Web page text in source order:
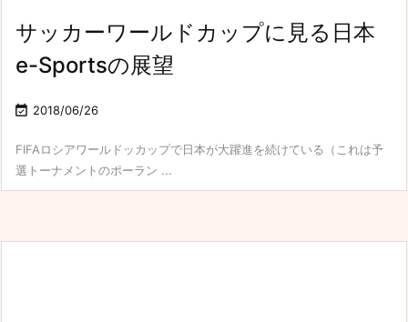
サッカーワールドカップに見る日本
e-Sportsの展望
 2018/06/26
FIFAロシアワールドッカップで日本が大躍進を続けている（これは予
選トーナメントのポーラン ...